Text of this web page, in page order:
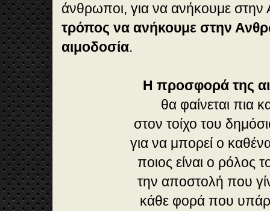
άνθρωποι, για να ανήκουμε
τρόπος να ανήκουμε στην
αιμοδοσία.
Η προσφορά της
θα φαίνεται πια
στον τοίχο του
για να μπορεί ο
ποιος είναι ο ρόλος
την αποστολή που
κάθε φορά που